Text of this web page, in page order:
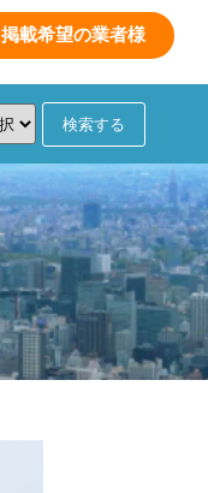
掲載希望の業者様